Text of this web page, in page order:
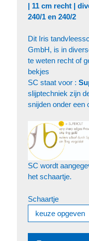
| 11 cm recht |
240/1 en 240/2
Dit Iris
GmbH, is in
te weten recht of
bekjes
SC staat voor :
slijptechniek zijn
snijden onder een
SC wordt
het schaartje.
Schaartje